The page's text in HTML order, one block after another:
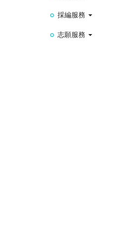
採編服務
志願服務